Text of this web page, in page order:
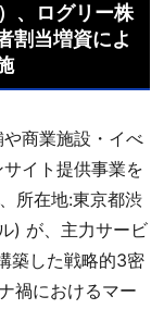
、ログリー株
割当増資によ
商業施設・イべ
イト提供事業を
所在地:東京都渋
) が、主力サービ
築した戦略的3密
禍におけるマー